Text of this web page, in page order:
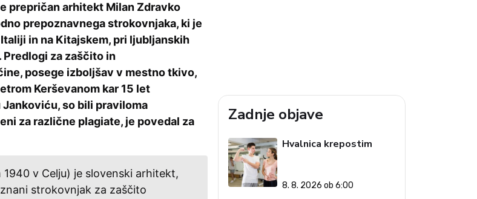
prepričan arhitekt Milan Zdravko
prepoznavnega strokovnjaka, ki je
in na Kitajskem, pri ljubljanskih
za zaščito in
posege izboljšav v mestno tkivo,
Kerševanom kar 15 let
so bili praviloma
za različne plagiate, je povedal za
v Celju) je slovenski arhitekt,
strokovnjak za zaščito
Zadnje objave
Hvalnica krepostim
8. 8. 2026 ob 6:00